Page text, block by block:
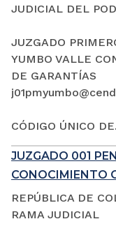
JUDICIAL DEL
JUZGADO
YUMBO VALLE
DE GARANTÍAS
CÓDIGO ÚNICO
JUZGADO 001
CONOCIMIENTO
REPÚBLICA DE
RAMA JUDICIAL